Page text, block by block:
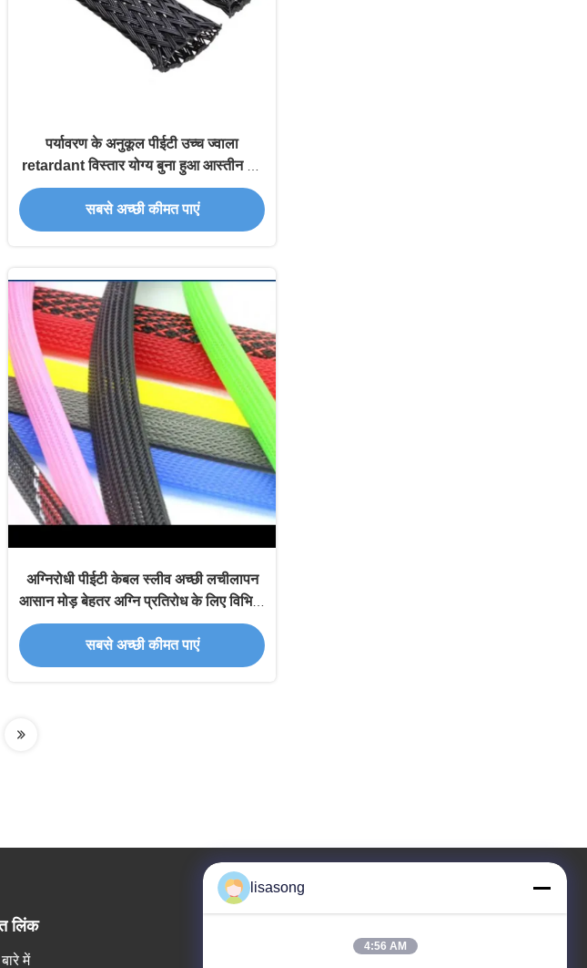
पर्यावरण के अनुकूल पीईटी उच्च ज्वाला
retardant विस्तार योग्य बुना हुआ आस्तीन 25
इंच मोटर वाहन तार हार्नेस और विरोधी चबाने घर
और कार्यालय तार प्रबंधन के लिए उपयुक्त
सबसे अच्छी कीमत पाएं
अग्निरोधी पीईटी केबल स्लीव अच्छी लचीलापन
आसान मोड़ बेहतर अग्नि प्रतिरोध के लिए विभिन्न
आकार
सबसे अच्छी कीमत पाएं
लिंक
में
lisasong
4:56 AM